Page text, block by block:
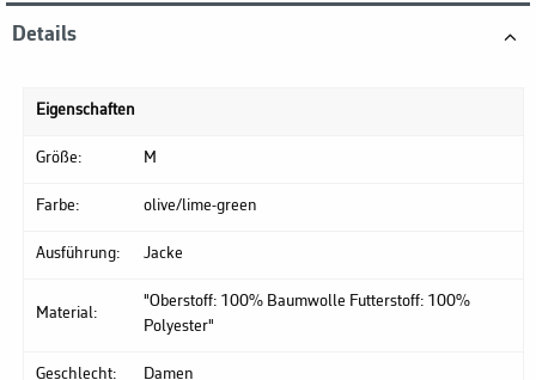
Details
Eigenschaften
Größe: M
Farbe: olive/lime-green
Ausführung: Jacke
Material:
"Oberstoff: 100% Baumwolle Futterstoff: 100%
Polyester"
Geschlecht: Damen